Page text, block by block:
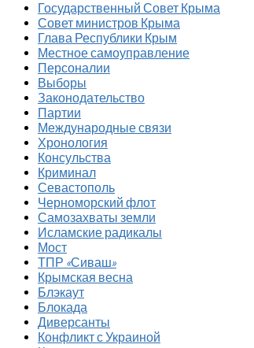
Государственный Совет Крыма
Совет министров Крыма
Глава Республики Крым
Местное самоуправление
Персоналии
Выборы
Законодательство
Партии
Международные связи
Хронология
Консульства
Криминал
Севастополь
Черноморский флот
Самозахваты земли
Исламские радикалы
Мост
ТПР «Сиваш»
Крымская весна
Блэкаут
Блокада
Диверсанты
Конфликт с Украиной